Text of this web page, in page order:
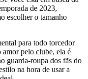
de 2023,
escolher o tamanho
para todo torcedor
pelo clube, ela é
guarda-roupa dos fãs do
na hora de usar a